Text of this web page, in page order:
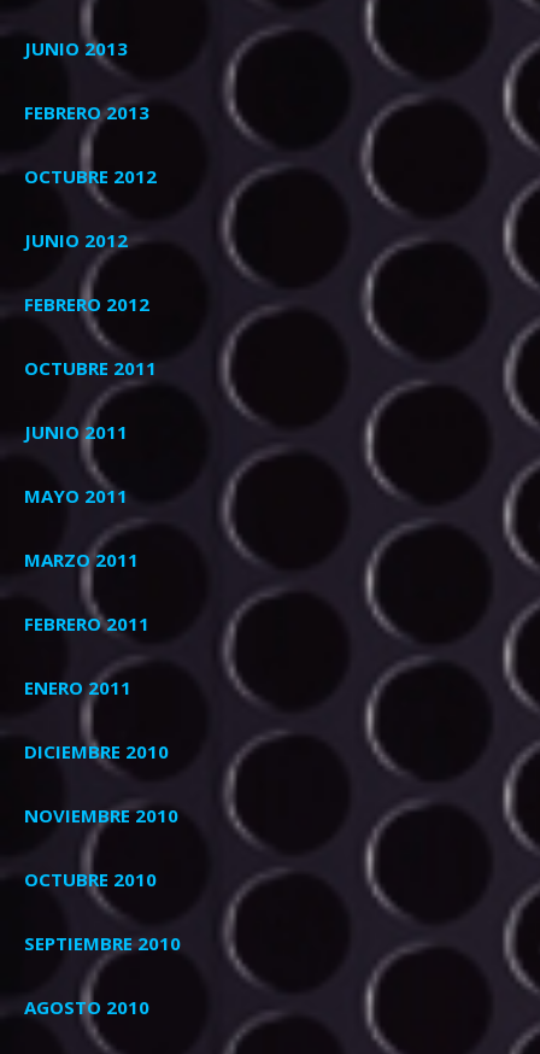
JUNIO 2013
FEBRERO 2013
OCTUBRE 2012
JUNIO 2012
FEBRERO 2012
OCTUBRE 2011
JUNIO 2011
MAYO 2011
MARZO 2011
FEBRERO 2011
ENERO 2011
DICIEMBRE 2010
NOVIEMBRE 2010
OCTUBRE 2010
SEPTIEMBRE 2010
AGOSTO 2010